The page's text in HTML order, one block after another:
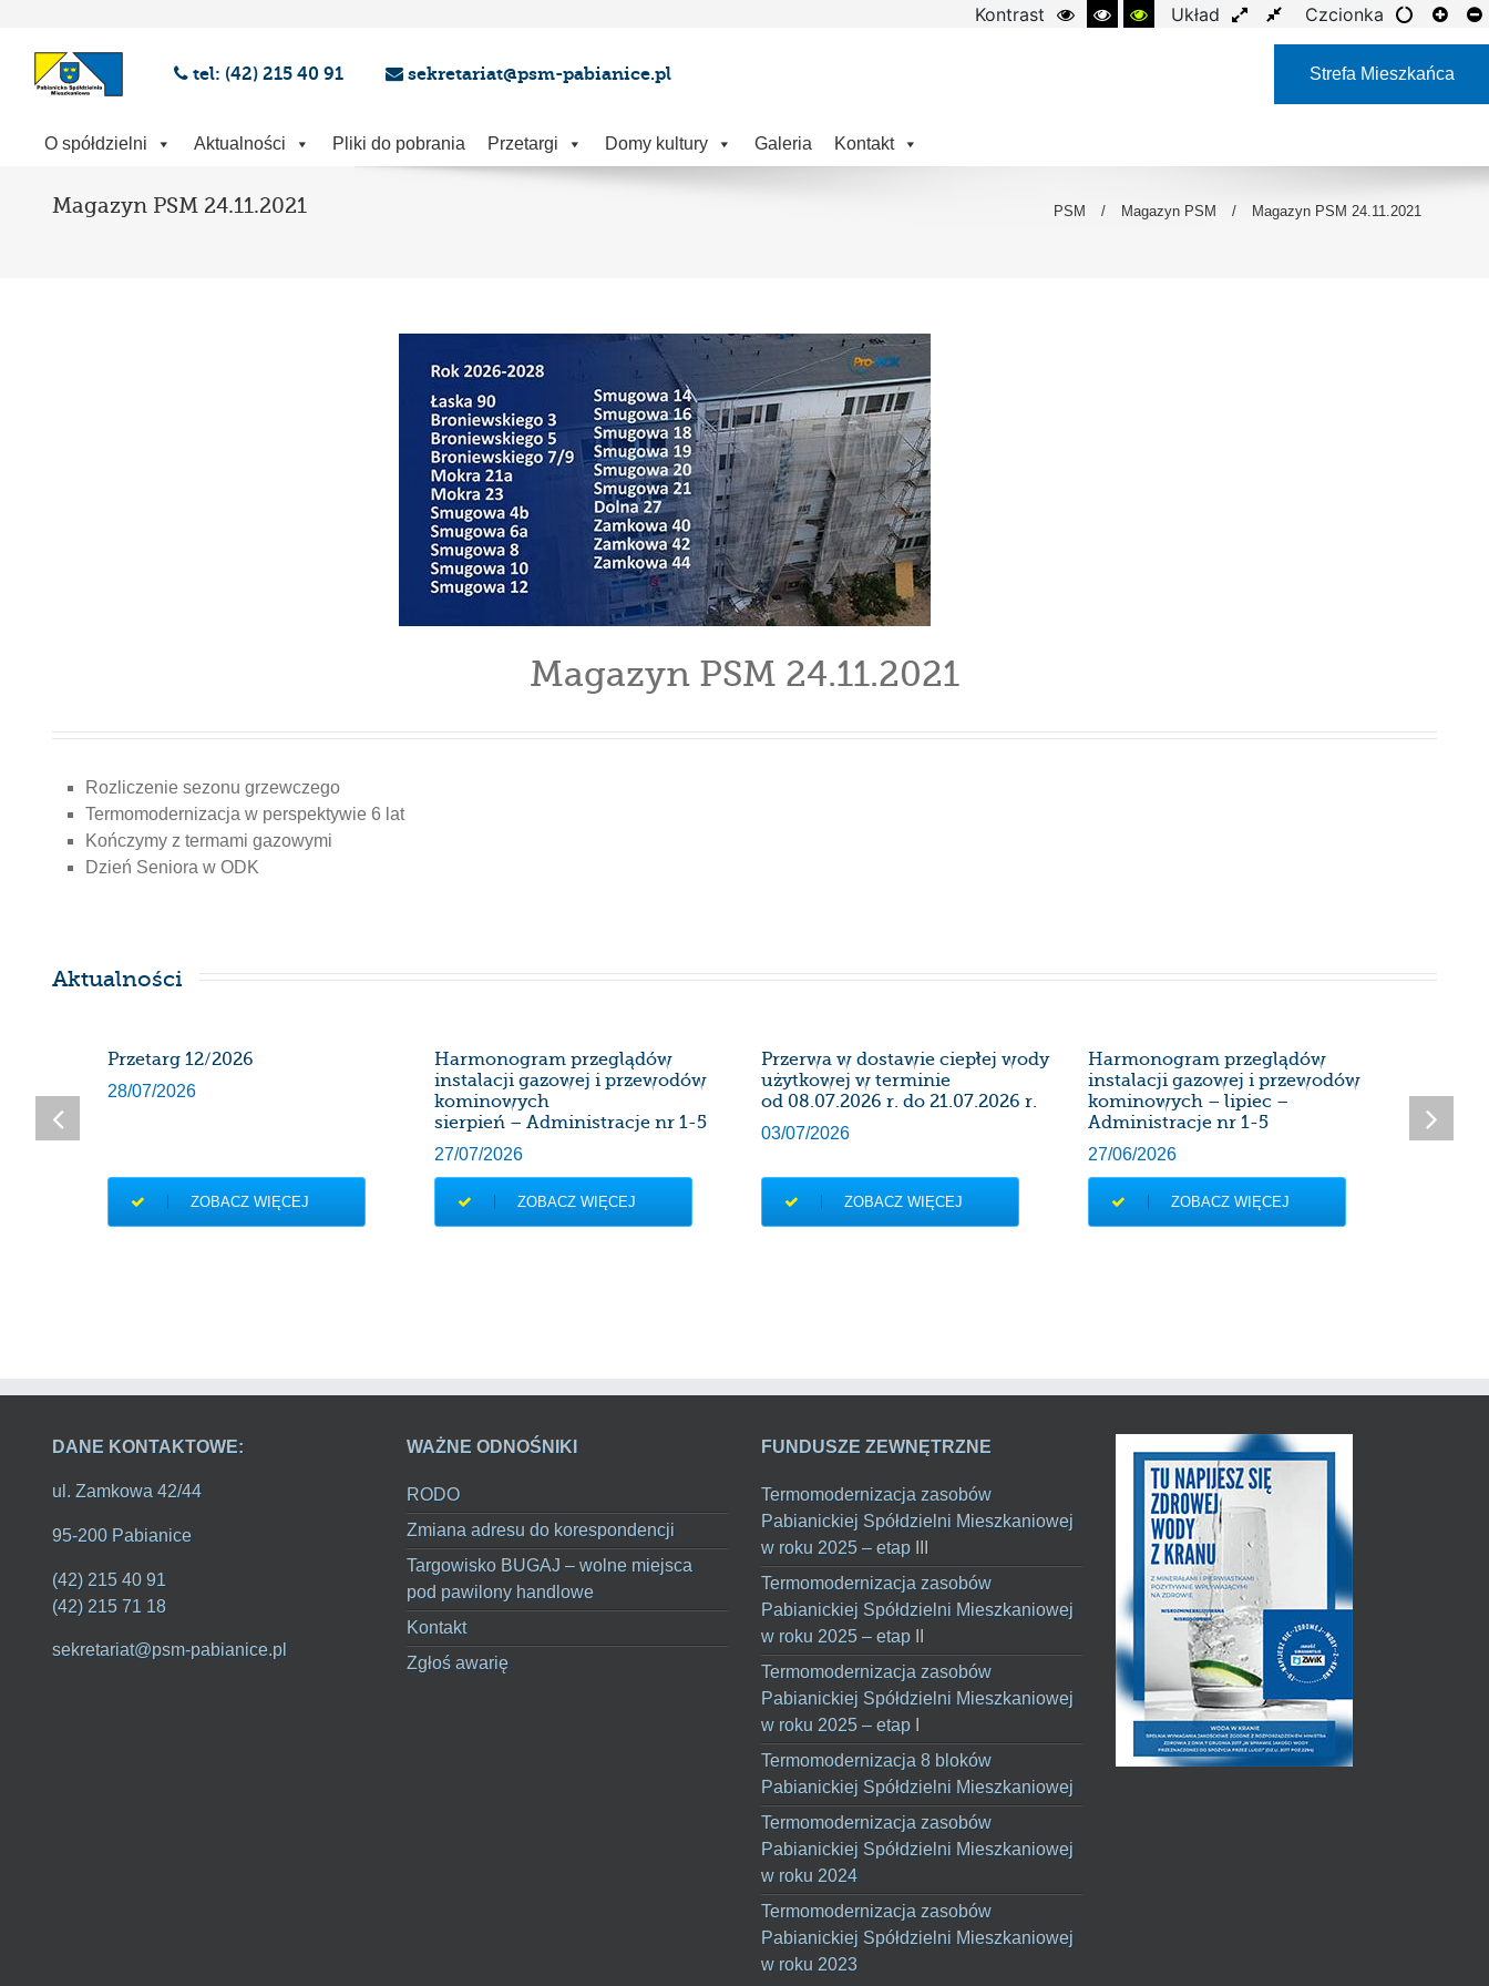
Kontrast Układ Czcionka
tel: (42) 215 40 91 sekretariat@psm-pabianice.pl Strefa Mieszkańca
O spółdzielni Aktualności Pliki do pobrania Przetargi Domy kultury Galeria Kontakt
Magazyn PSM 24.11.2021 PSM / Magazyn PSM / Magazyn PSM 24.11.2021
Magazyn PSM 24.11.2021
Rozliczenie sezonu grzewczego
Termomodernizacja w perspektywie 6 lat
Kończymy z termami gazowymi
Dzień Seniora w ODK
Aktualności
Przetarg 12/2026
28/07/2026
ZOBACZ WIĘCEJ
Harmonogram przeglądów
instalacji gazowej i przewodów
kominowych
sierpień – Administracje nr 1-5
27/07/2026
ZOBACZ WIĘCEJ
Przerwa w dostawie ciepłej wody
użytkowej w terminie
od 08.07.2026 r. do 21.07.2026 r.
03/07/2026
ZOBACZ WIĘCEJ
Harmonogram przeglądów
instalacji gazowej i przewodów
kominowych – lipiec –
Administracje nr 1-5
27/06/2026
ZOBACZ WIĘCEJ
DANE KONTAKTOWE:
ul. Zamkowa 42/44
95-200 Pabianice
(42) 215 40 91
(42) 215 71 18
sekretariat@psm-pabianice.pl
WAŻNE ODNOŚNIKI
RODO
Zmiana adresu do korespondencji
Targowisko BUGAJ – wolne miejsca
pod pawilony handlowe
Kontakt
Zgłoś awarię
FUNDUSZE ZEWNĘTRZNE
Termomodernizacja zasobów
Pabianickiej Spółdzielni Mieszkaniowej
w roku 2025 – etap III
Termomodernizacja zasobów
Pabianickiej Spółdzielni Mieszkaniowej
w roku 2025 – etap II
Termomodernizacja zasobów
Pabianickiej Spółdzielni Mieszkaniowej
w roku 2025 – etap I
Termomodernizacja 8 bloków
Pabianickiej Spółdzielni Mieszkaniowej
Termomodernizacja zasobów
Pabianickiej Spółdzielni Mieszkaniowej
w roku 2024
Termomodernizacja zasobów
Pabianickiej Spółdzielni Mieszkaniowej
w roku 2023